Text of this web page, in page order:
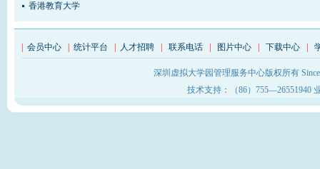
香港教育大学
会员中心 统计平台 人才招聘 联系电话 图片中心 下载中心
深圳虚拟大学园管理服务中心版权所有
技术支持：（86）755—26551940